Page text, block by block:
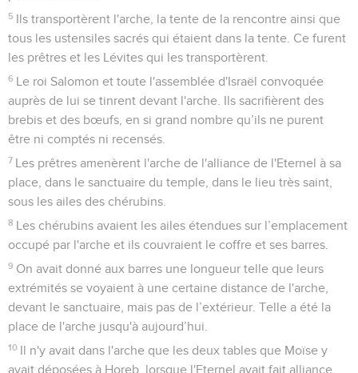
déposa dans les trésors de la maison de Dieu.
Le coffre de l'alliance déposé dans le
temple
Alors Salomon rassembla à Jérusalem les anciens d'Israël
et tous les chefs des tribus, les chefs de famille des
Israélites, pour déplacer l’arche de l’alliance de l’Eternel
depuis la ville de David, c’est-à-dire Sion.
Tous les hommes d'Israël se réunirent auprès du roi pour la
fête des tentes, qui se célèbre le septième mois.
tous les ustensiles sacrés qui étaient dans la tente. Ce furent
les prêtres et les Lévites qui les transportèrent.
Le roi Salomon et toute l'assemblée d'Israël convoquée
auprès de lui se tinrent devant l'arche. Ils sacrifièrent des
brebis et des bœufs, en si grand nombre qu’ils ne purent